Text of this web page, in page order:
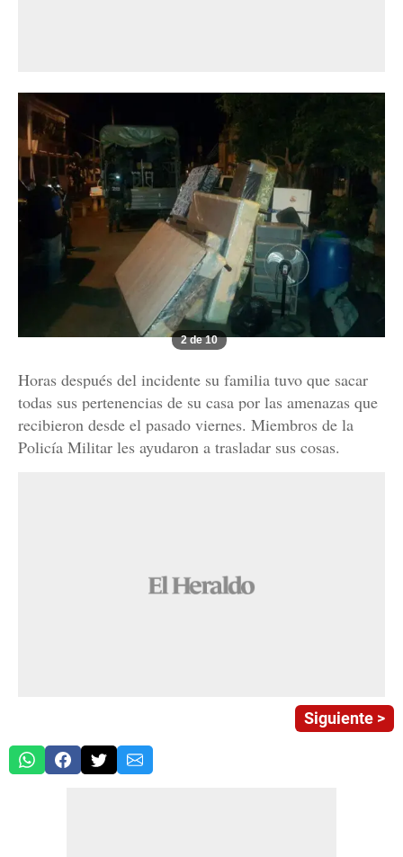
2 de 10
Horas después del incidente su familia tuvo que sacar
todas sus pertenencias de su casa por las amenazas que
recibieron desde el pasado viernes. Miembros de la
Policía Militar les ayudaron a trasladar sus cosas.
Siguiente >